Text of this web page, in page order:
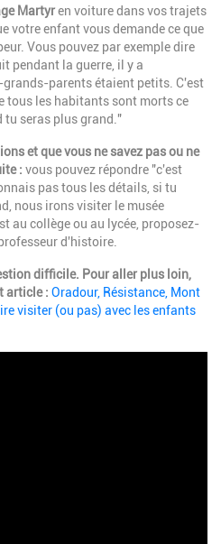
Martyren voiture dans vos trajets
votre enfant vous demande ce que
Vous pouvez par exemple dire
pendant la guerre, il y a
grands-parents étaient petits. C'est
tous les habitants sont morts ce
tu seras plus grand."
et que vous ne savez pas ou ne
: vous pouvez répondre "c'est
pas tous les détails, si tu
nous irons visiter le musée
au collège ou au lycée, proposez-
d'histoire.
difficile. Pour aller plus loin,
article : Oradour, Résistance, Mont
visiter (ou pas) avec les enfants